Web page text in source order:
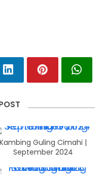
Kambing Guling Cimahi |
September 2024